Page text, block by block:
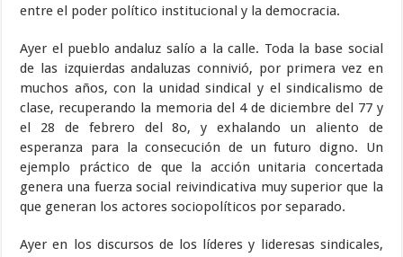
entre el poder político institucional y la democracia.
Ayer el pueblo andaluz salío a la calle. Toda la base social
de las izquierdas andaluzas connivió, por primera vez en
muchos años, con la unidad sindical y el sindicalismo de
clase, recuperando la memoria del 4 de diciembre del 77 y
el 28 de febrero del 8o, y exhalando un aliento de
esperanza para la consecución de un futuro digno. Un
ejemplo práctico de que la acción unitaria concertada
genera una fuerza social reivindicativa muy superior que la
que generan los actores sociopolíticos por separado.
Ayer en los discursos de los líderes y lideresas sindicales,